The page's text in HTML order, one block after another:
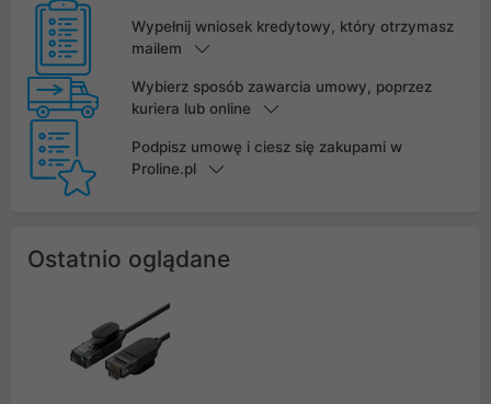
Wypełnij wniosek kredytowy, który otrzymasz
mailem
Wybierz sposób zawarcia umowy, poprzez
kuriera lub online
Podpisz umowę i ciesz się zakupami w
Proline.pl
Ostatnio oglądane